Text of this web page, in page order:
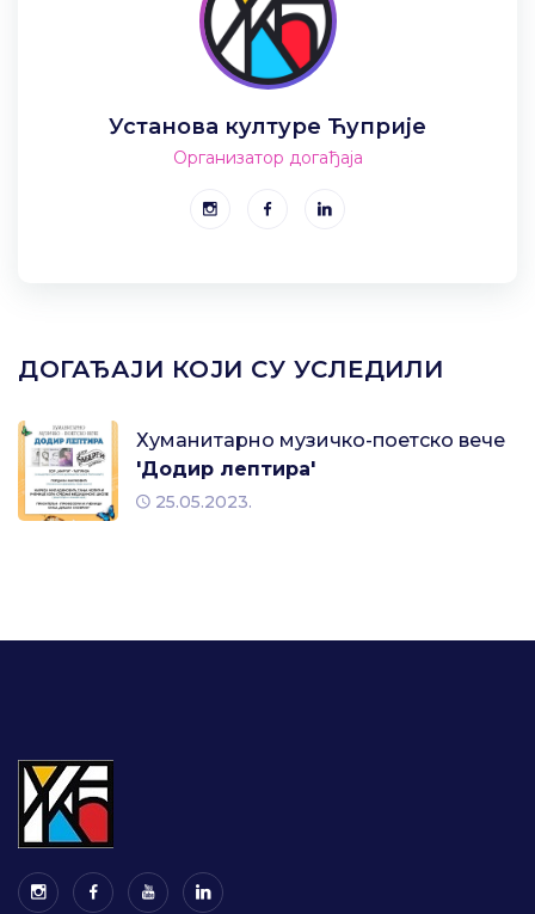
Установа културе Ћуприје
Организатор догађаја
ДОГАЂАЈИ КОЈИ СУ УСЛЕДИЛИ
Хуманитарно музичко-поетско вече
'Додир лептира'
25.05.2023.